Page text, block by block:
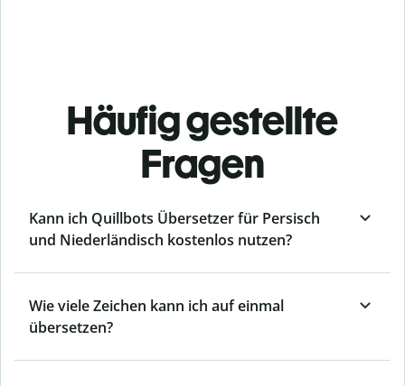
Häufig gestellte
Fragen
Kann ich Quillbots Übersetzer für Persisch
und Niederländisch kostenlos nutzen?
Wie viele Zeichen kann ich auf einmal
übersetzen?